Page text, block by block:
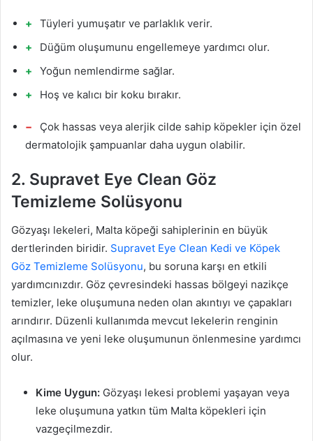
Tüyleri yumuşatır ve parlaklık verir.
Düğüm oluşumunu engellemeye yardımcı olur.
Yoğun nemlendirme sağlar.
Hoş ve kalıcı bir koku bırakır.
Çok hassas veya alerjik cilde sahip köpekler için özel
dermatolojik şampuanlar daha uygun olabilir.
2. Supravet Eye Clean Göz
Temizleme Solüsyonu
Gözyaşı lekeleri, Malta köpeği sahiplerinin en büyük
dertlerinden biridir. Supravet Eye Clean Kedi ve Köpek
Göz Temizleme Solüsyonu, bu soruna karşı en etkili
yardımcınızdır. Göz çevresindeki hassas bölgeyi nazikçe
temizler, leke oluşumuna neden olan akıntıyı ve çapakları
arındırır. Düzenli kullanımda mevcut lekelerin renginin
açılmasına ve yeni leke oluşumunun önlenmesine yardımcı
olur.
Kime Uygun: Gözyaşı lekesi problemi yaşayan veya
leke oluşumuna yatkın tüm Malta köpekleri için
vazgeçilmezdir.